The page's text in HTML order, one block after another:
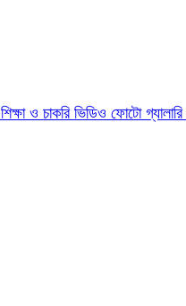
শিক্ষা ও চাকরি ভিডিও ফোটো গ্যালারি